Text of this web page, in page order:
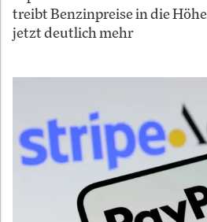
treibt Benzinpreise in die
jetzt deutlich mehr